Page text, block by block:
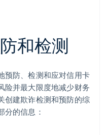
和检测
预防、检测和应对信用卡
险并最大限度地减少财务
创建欺诈检测和预防的综
分的信息：